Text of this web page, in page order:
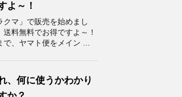
よ～！
クマ」で販売を始めまし
送料無料でお得ですよ～！
で、ヤマト便をメイン ...
、何に使うかわかり